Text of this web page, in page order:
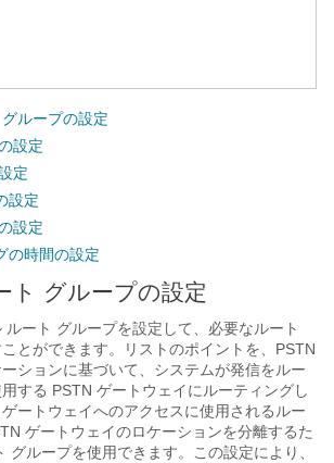
ループの設定
設定
定
設定
設定
の時間の設定
ト グループの設定
ルート グループを設定して、必要なルート
とができます。リストのポイントを、PSTN
ションに基づいて、システムが発信をルー
する PSTN ゲートウェイにルーティングし
ートウェイへのアクセスに使用されるルー
ゲートウェイのロケーションを分離するた
グループを使用できます。この設定により、